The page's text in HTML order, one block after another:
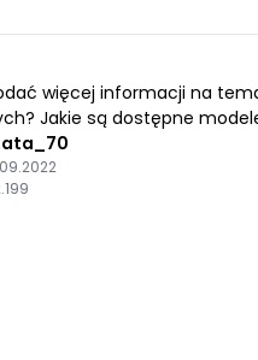
więcej informacji na
Jakie są dostępne